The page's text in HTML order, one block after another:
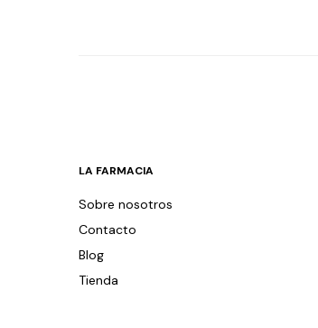
LA FARMACIA
Sobre nosotros
Contacto
Blog
Tienda